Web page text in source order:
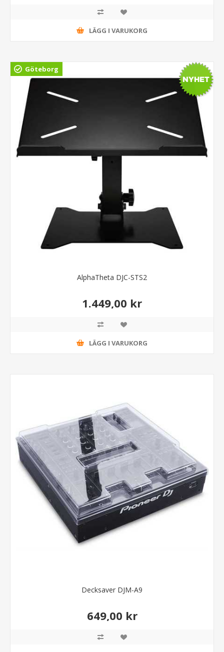
LÄGG I VARUKORG
Göteborg
AlphaTheta DJC-STS2
1.449,00 kr
LÄGG I VARUKORG
Decksaver DJM-A9
649,00 kr